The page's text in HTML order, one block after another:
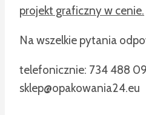
projekt graficzny w cenie.
Na wszelkie pytania
telefonicznie: 734 488
sklep@opakowania24.eu